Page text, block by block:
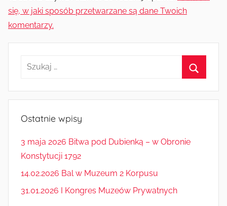
się, w jaki sposób przetwarzane są dane Twoich
komentarzy.
Szukaj:
Ostatnie wpisy
3 maja 2026 Bitwa pod Dubienką – w Obronie
Konstytucji 1792
14.02.2026 Bal w Muzeum 2 Korpusu
31.01.2026 I Kongres Muzeów Prywatnych